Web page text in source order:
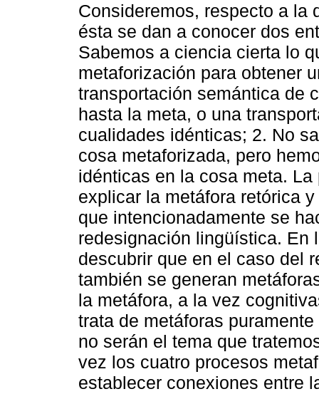
Consideremos, respecto a la
ésta se dan a conocer dos
Sabemos a ciencia cierta lo
metaforización para obtener
transportación semántica de
hasta la meta, o una
cualidades idénticas; 2. No
cosa metaforizada, pero
idénticas en la cosa meta.
explicar la metáfora retórica
que intencionadamente se
redesignación lingüística. En
descubrir que en el caso del
también se generan
la metáfora, a la vez
trata de metáforas
no serán el tema que
vez los cuatro procesos
establecer conexiones entre